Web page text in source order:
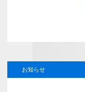
お知らせ